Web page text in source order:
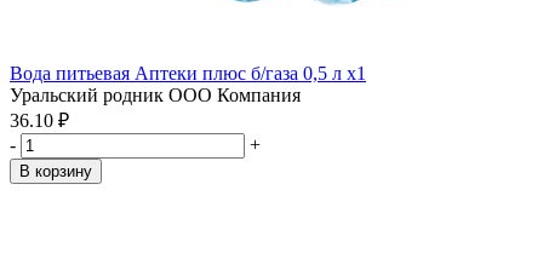
Вода питьевая Аптеки плюс б/газа 0,5 л x1
Уральский родник ООО Компания
36.10 ₽
-
+
В корзину